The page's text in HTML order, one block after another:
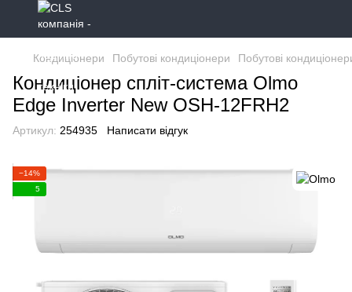
Кондиціонери Побутові кондиціонери Побутові
Кондиціонер спліт-система Olmo
Edge Inverter New OSH-12FRH2
Артикул: 254935 Написати відгук
−14%
5